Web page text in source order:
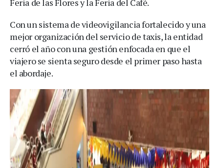
Feria de las Flores y la Feria del Café.
Con un sistema de videovigilancia fortalecido y una
mejor organización del servicio de taxis, la entidad
cerró el año con una gestión enfocada en que el
viajero se sienta seguro desde el primer paso hasta
el abordaje.